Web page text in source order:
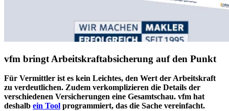
vfm bringt Arbeitskraftabsicherung auf den Punkt
Für Vermittler ist es kein Leichtes, den Wert der Arbeitskraft
zu verdeutlichen. Zudem verkomplizieren die Details der
verschiedenen Versicherungen eine Gesamtschau. vfm hat
deshalb ein Tool programmiert, das die Sache vereinfacht.